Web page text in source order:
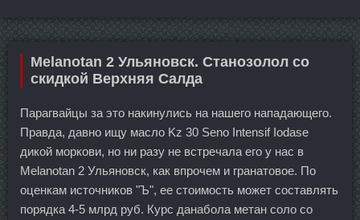
Melanotan 2 Ульяновск. Станозолол со
скидкой Верхняя Салда
Парагвайцы за это накинулись на нашего нападающего.
Правда, давно ищу масло Kz 30 Seno Intensif Iodase
дикой моркови, но ни разу не встречала его у нас в
Melanotan 2 Ульяновск, как впрочем и гранатовое. По
оценкам источников "Ъ", ее стоимость может составлять
порядка 4-5 млрд руб. Курс данабола метан соло со